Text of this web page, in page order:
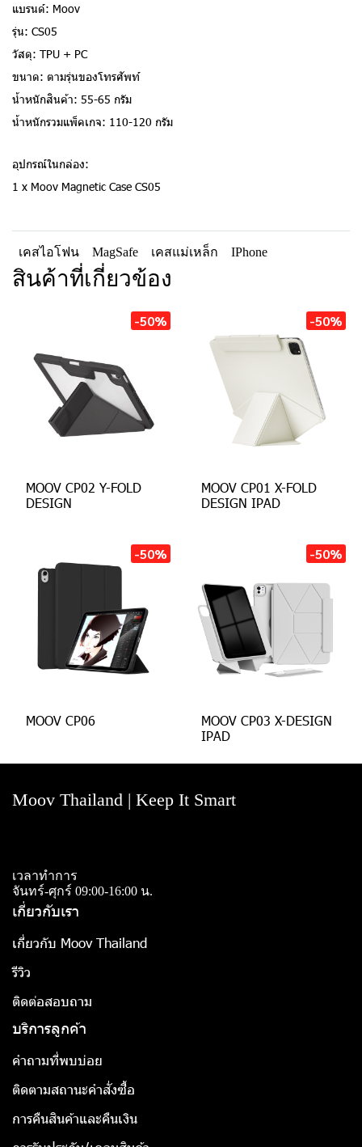
แบรนด์: Moov
รุ่น: CS05
วัสดุ: TPU + PC
ขนาด: ตามรุ่นของโทรศัพท์
น้ำหนักสินค้า: 55-65 กรัม
น้ำหนักรวมแพ็คเกจ: 110-120 กรัม
อุปกรณ์ในกล่อง:
1 x Moov Magnetic Case CS05
เคสไอโฟน MagSafe เคสแม่เหล็ก IPhone
สินค้าที่เกี่ยวข้อง
-50%
MOOV CP02 Y-FOLD
DESIGN
-50%
MOOV CP01 X-FOLD
DESIGN IPAD
-50%
MOOV CP06
-50%
MOOV CP03 X-DESIGN
IPAD
Moov Thailand | Keep It Smart
เวลาทำการ
จันทร์-ศุกร์ 09:00-16:00 น.
เกี่ยวกับเรา
เกี่ยวกับ Moov Thailand
รีวิว
ติดต่อสอบถาม
บริการลูกค้า
คำถามที่พบบ่อย
ติดตามสถานะคำสั่งซื้อ
การคืนสินค้าและคืนเงิน